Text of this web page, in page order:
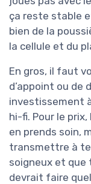
ça reste stable
bien de la
la cellule et du
En gros, il faut
d’appoint ou de
investissement
hi-fi. Pour le
en prends soin,
transmettre à
soigneux et que
devrait faire